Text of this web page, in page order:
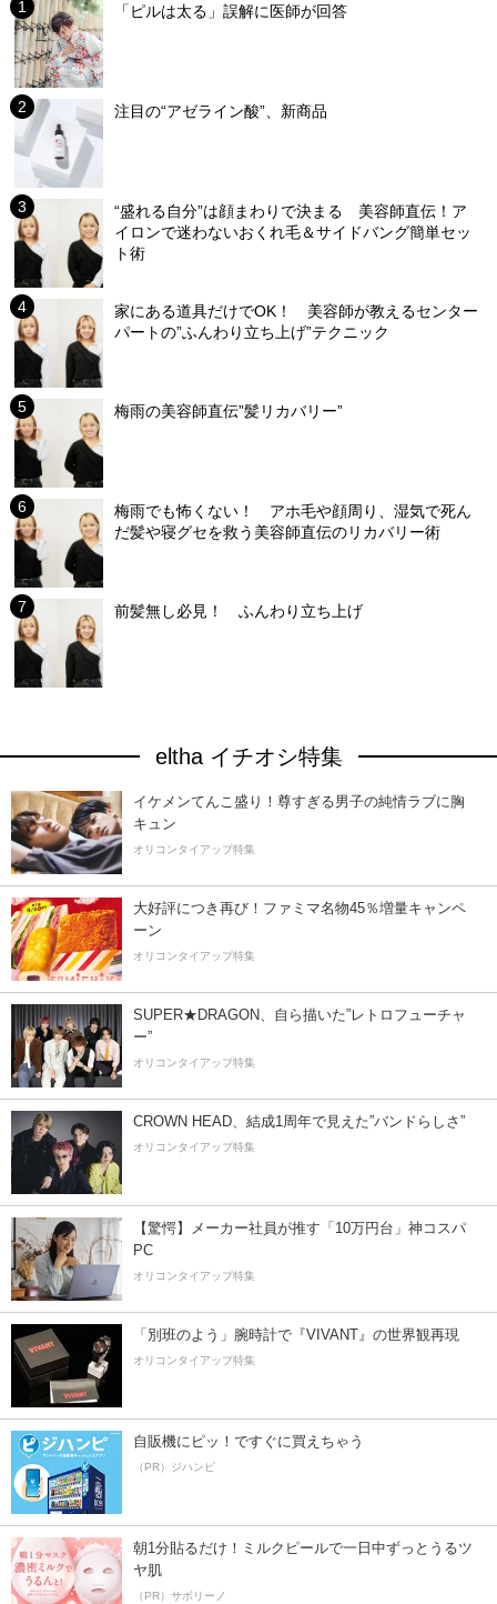
「ピルは太る」誤解に医師が回答
注目の“アゼライン酸”、新商品
“盛れる自分”は顔まわりで決まる 美容師直伝！ア
イロンで迷わないおくれ毛＆サイドバング簡単セッ
ト術
家にある道具だけでOK！ 美容師が教えるセンター
パートの”ふんわり立ち上げ”テクニック
梅雨の美容師直伝”髪リカバリー”
梅雨でも怖くない！ アホ毛や顔周り、湿気で死ん
だ髪や寝グセを救う美容師直伝のリカバリー術
前髪無し必見！ ふんわり立ち上げ
eltha イチオシ特集
イケメンてんこ盛り！尊すぎる男子の純情ラブに胸
キュン
オリコンタイアップ特集
大好評につき再び！ファミマ名物45％増量キャンペ
ーン
オリコンタイアップ特集
SUPER★DRAGON、自ら描いた”レトロフューチャ
ー”
オリコンタイアップ特集
CROWN HEAD、結成1周年で見えた”バンドらしさ”
オリコンタイアップ特集
【驚愕】メーカー社員が推す「10万円台」神コスパ
PC
オリコンタイアップ特集
「別班のよう」腕時計で『VIVANT』の世界観再現
オリコンタイアップ特集
自販機にピッ！ですぐに買えちゃう
（PR）ジハンピ
朝1分貼るだけ！ミルクピールで一日中ずっとうるツ
ヤ肌
（PR）サボリーノ